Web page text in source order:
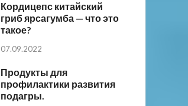
Кордицепс китайский
гриб ярсагумба — что это
такое?
07.09.2022
Продукты для
профилактики развития
подагры.